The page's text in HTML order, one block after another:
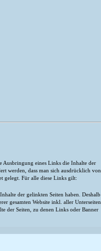
Ausbringung eines Links die Inhalte der
werden, dass man sich ausdrücklich von
gelegt. Für alle diese Links gilt:
der gelinkten Seiten haben. Deshalb
gesamten Website inkl. aller Unterseiten.
der Seiten, zu denen Links oder Banner